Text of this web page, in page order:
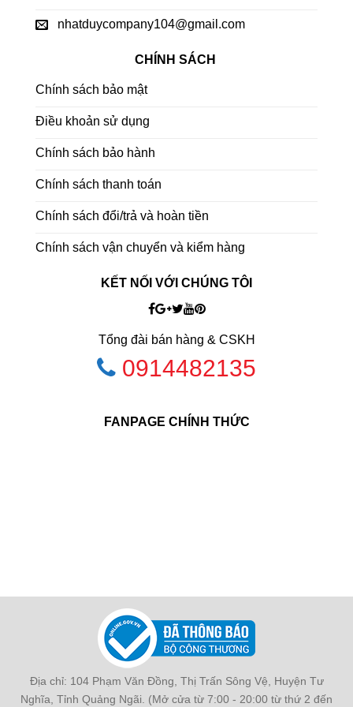
nhatduycompany104@gmail.com
CHÍNH SÁCH
Chính sách bảo mật
Điều khoản sử dụng
Chính sách bảo hành
Chính sách thanh toán
Chính sách đổi/trả và hoàn tiền
Chính sách vận chuyển và kiểm hàng
KẾT NỐI VỚI CHÚNG TÔI
Tổng đài bán hàng & CSKH
0914482135
FANPAGE CHÍNH THỨC
Địa chỉ: 104 Phạm Văn Đồng, Thị Trấn Sông Vệ, Huyện Tư
Nghĩa, Tỉnh Quảng Ngãi. (Mở cửa từ 7:00 - 20:00 từ thứ 2 đến